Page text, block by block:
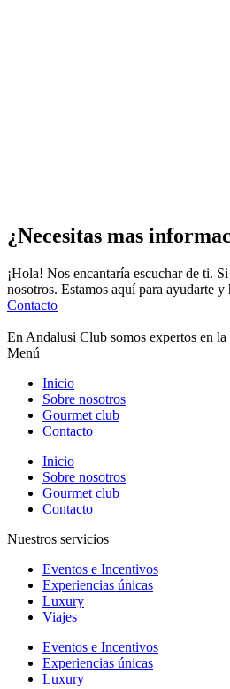
¿Necesitas mas
¡Hola! Nos encantaría escuchar de ti.
nosotros. Estamos aquí para ayudarte
Contacto
En Andalusi Club somos expertos en
Menú
Inicio
Sobre nosotros
Gourmet club
Contacto
Inicio
Sobre nosotros
Gourmet club
Contacto
Nuestros servicios
Eventos e Incentivos
Experiencias únicas
Luxury
Viajes
Eventos e Incentivos
Experiencias únicas
Luxury